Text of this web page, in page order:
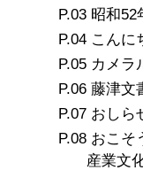
昭和52
こんに
カメラ
藤津文
おしら
おこそ
産業文